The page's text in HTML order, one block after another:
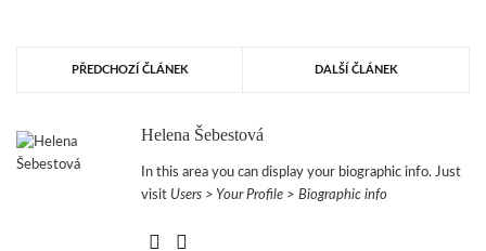
PŘEDCHOZÍ ČLÁNEK DALŠÍ ČLÁNEK
Helena Šebestová
In this area you can display your biographic info. Just
visit Users > Your Profile > Biographic info